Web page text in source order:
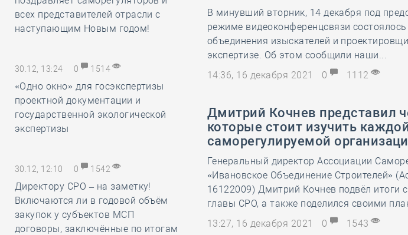
всех представителей отрасли с
наступающим Новым годом!
30.12, 13:24 0 1514
«Одно окно» для госэкспертизы
проектной документации и
государственной экологической
экспертизы
30.12, 12:10 0 1542
Директору СРО – на заметку!
Включаются ли в годовой объём
закупок у субъектов МСП
договоры, заключённые по итогам
В минувший вторник, 14 декабря под
режиме видеоконференцсвязи
объединения изыскателей и
экспертизе. Об этом сообщили наши...
14:36, 16 декабря 2021
0 1112
Дмитрий Кочнев представил
которые стоит изучить
саморегулируемой
Генеральный директор Ассоциации
«Ивановское Объединение Строителей»
16122009) Дмитрий Кочнев подвёл итоги
главы СРО, а также поделился своими
13:27, 16 декабря 2021
0 1543